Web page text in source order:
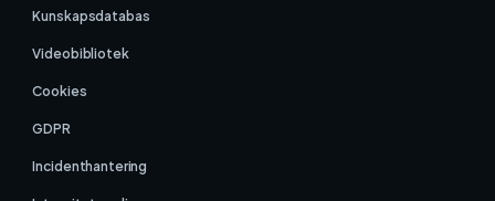
Kunskapsdatabas
Videobibliotek
Cookies
GDPR
Incidenthantering